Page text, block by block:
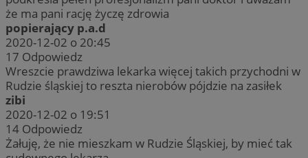
że ma pani rację życzę zdrowia
popierający p.a.d
2020-12-02 o 20:45
17 Odpowiedz
Wreszcie prawdziwa lekarka więcej takich przychodni w
Rudzie śląskiej to reszta nierobów pójdzie na zasiłek
zibi
2020-12-02 o 19:51
14 Odpowiedz
Żałuję, że nie mieszkam w Rudzie Śląskiej, by mieć tak